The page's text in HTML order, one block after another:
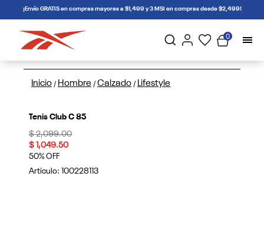
connectif¡Envío GRATIS en compras mayores a $1,499 y 3 MSI en compras desde $2,499!
0
Inicio / Hombre / Calzado / Lifestyle
Tenis Club C 85
Price reduced from
$ 2,099.00to
$ 1,049.50
50% OFF
Artículo: 100228113